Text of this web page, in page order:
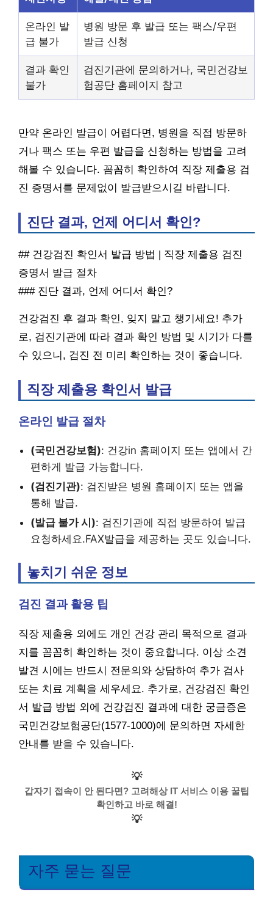
온라인 발
급 불가
병원 방문 후 발급 또는 팩스/우편
발급 신청
결과 확인
불가
검진기관에 문의하거나, 국민건강보
험공단 홈페이지 참고
만약 온라인 발급이 어렵다면, 병원을 직접 방문하
거나 팩스 또는 우편 발급을 신청하는 방법을 고려
해볼 수 있습니다. 꼼꼼히 확인하여 직장 제출용 검
진 증명서를 문제없이 발급받으시길 바랍니다.
진단 결과, 언제 어디서 확인?
## 건강검진 확인서 발급 방법 | 직장 제출용 검진
증명서 발급 절차
### 진단 결과, 언제 어디서 확인?
건강검진 후 결과 확인, 잊지 말고 챙기세요! 추가
로, 검진기관에 따라 결과 확인 방법 및 시기가 다를
수 있으니, 검진 전 미리 확인하는 것이 좋습니다.
직장 제출용 확인서 발급
온라인 발급 절차
(국민건강보험): 건강in 홈페이지 또는 앱에서 간
편하게 발급 가능합니다.
(검진기관): 검진받은 병원 홈페이지 또는 앱을
통해 발급.
(발급 불가 시): 검진기관에 직접 방문하여 발급
요청하세요.FAX발급을 제공하는 곳도 있습니다.
놓치기 쉬운 정보
검진 결과 활용 팁
직장 제출용 외에도 개인 건강 관리 목적으로 결과
지를 꼼꼼히 확인하는 것이 중요합니다. 이상 소견
발견 시에는 반드시 전문의와 상담하여 추가 검사
또는 치료 계획을 세우세요. 추가로, 건강검진 확인
서 발급 방법 외에 건강검진 결과에 대한 궁금증은
국민건강보험공단(1577-1000)에 문의하면 자세한
안내를 받을 수 있습니다.
💡
갑자기 접속이 안 된다면? 고려해상 IT 서비스 이용 꿀팁
확인하고 바로 해결!
💡
자주 묻는 질문